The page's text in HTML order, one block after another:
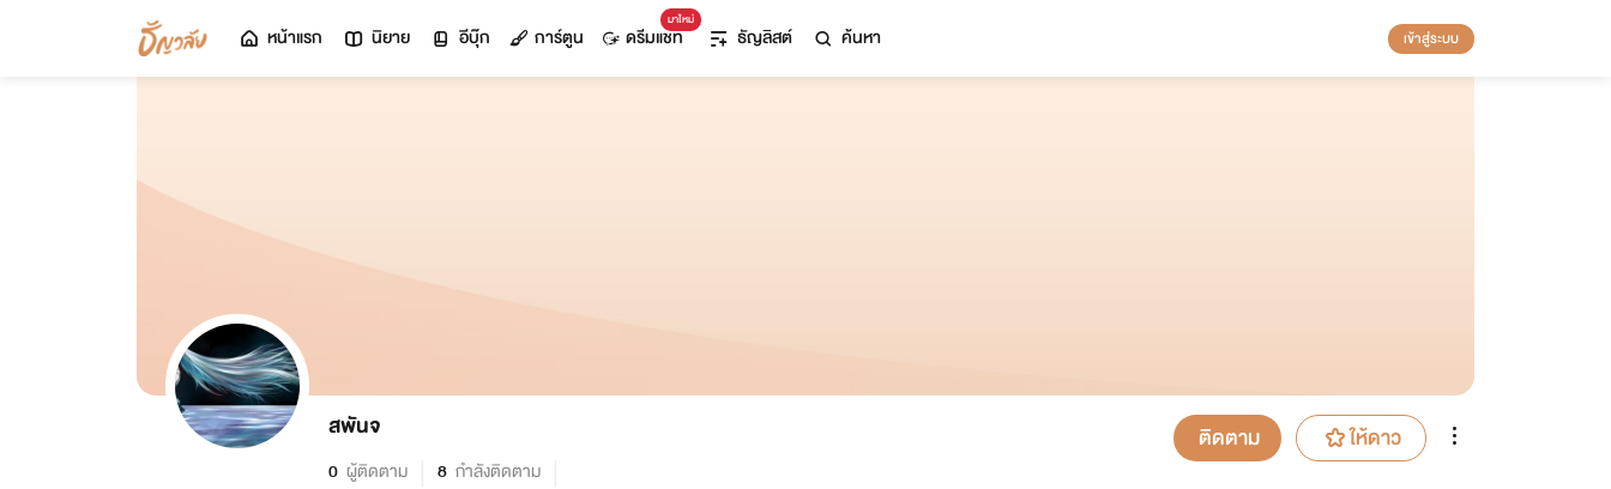
หน้าแรก นิยาย อีบุ๊ก การ์ตูน
มาใหม่
ดรีมแชท ธัญลิสต์ ค้นหา เข้าสู่ระบบ
สพันจ
0 ผู้ติดตาม 8 กำลังติดตาม
ติดตาม ให้ดาว